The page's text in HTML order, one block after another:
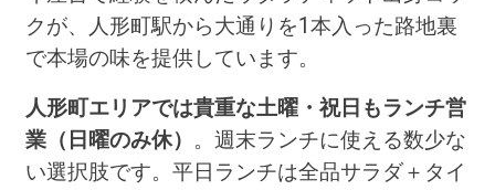
クが、人形町駅から大通りを1本入った路地裏
で本場の味を提供しています。
人形町エリアでは貴重な土曜・祝日もランチ営
業（日曜のみ休） 。週末ランチに使える数少な
い選択肢です。平日ランチは全品サラダ＋タイ